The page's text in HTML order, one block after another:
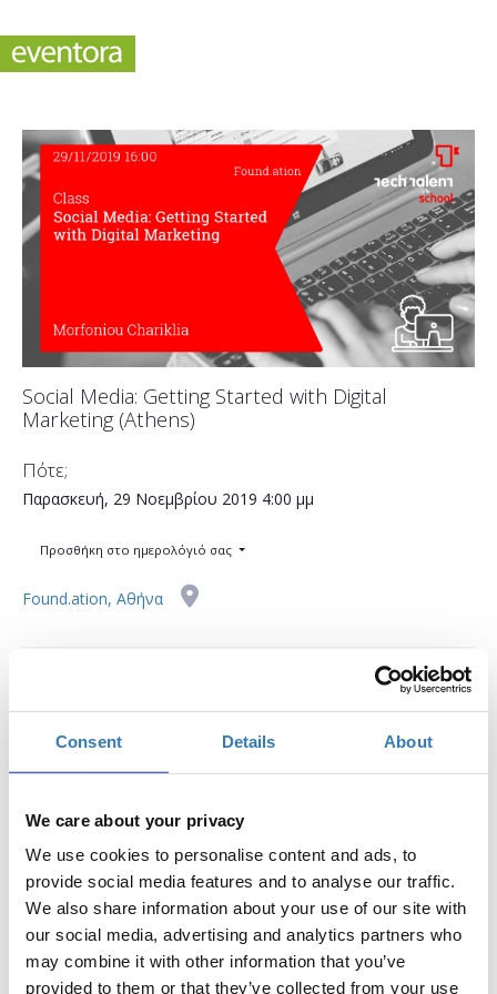
Consent Details About
We care about your privacy
We use cookies to personalise content and ads, to
provide social media features and to analyse our traffic.
We also share information about your use of our site with
our social media, advertising and analytics partners who
may combine it with other information that you’ve
provided to them or that they’ve collected from your use
Social Media: Getting Started with Digital
Marketing (Athens)
Πότε;
Παρασκευή, 29 Νοεμβρίου 2019 4:00 μμ
Προσθήκη στο ημερολόγιό σας
Found.ation, Αθήνα
Η περίοδος εγγραφών έχει λήξει.
Το workshop έχει στόχο να δώσει την δυνατότητα στους
συμμετέχοντες να εκπαιδευτούν στη χρήση σημαντικών
μέσων κοινωνικής δικτύωσης, να μάθουν τον τρόπο
μέτρησης της αποτελεσματικότητας του Digital Marketing
και να δουν βέλτιστες πρακτικές απο καταξιωμένα brands.